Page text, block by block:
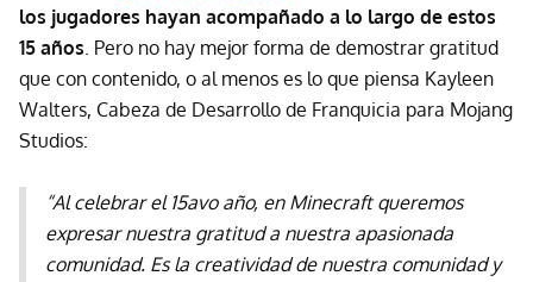
los jugadores hayan acompañado a lo largo de estos
15 años. Pero no hay mejor forma de demostrar gratitud
que con contenido, o al menos es lo que piensa Kayleen
Walters, Cabeza de Desarrollo de Franquicia para Mojang
Studios:
“Al celebrar el 15avo año, en Minecraft queremos
expresar nuestra gratitud a nuestra apasionada
comunidad. Es la creatividad de nuestra comunidad y